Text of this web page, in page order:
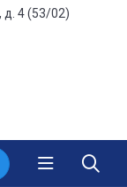
д. 4 (53/02)